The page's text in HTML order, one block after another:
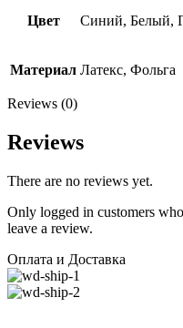
Цвет Синий, Белый,
Материал Латекс, Фольга
Reviews (0)
Reviews
There are no reviews yet.
Only logged in customers
leave a review.
Оплата и Доставка